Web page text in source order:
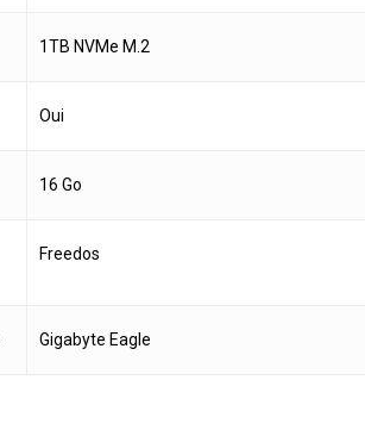
1TB NVMe M.2
Oui
16 Go
Freedos
Gigabyte Eagle